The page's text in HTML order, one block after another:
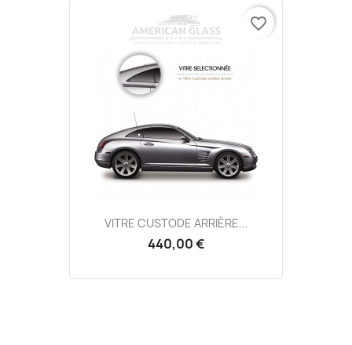
VITRE CUSTODE ARRIÈRE...
440,00 €
favorite_border